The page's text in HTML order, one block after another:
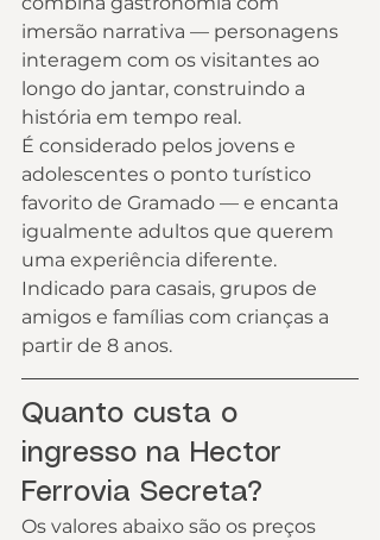
imersão narrativa — personagens
interagem com os visitantes ao
longo do jantar, construindo a
história em tempo real.
É considerado pelos jovens e
adolescentes o ponto turístico
favorito de Gramado — e encanta
igualmente adultos que querem
uma experiência diferente.
Indicado para casais, grupos de
amigos e famílias com crianças a
partir de 8 anos.
Quanto custa o
ingresso na Hector
Ferrovia Secreta?
Os valores abaixo são os preços